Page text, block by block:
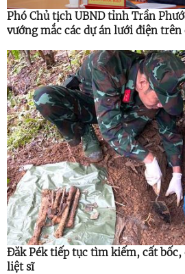
Phó Chủ tịch UBND tỉnh Trần
vướng mắc các dự án lưới điện
Đăk Pék tiếp tục tìm kiếm, cất
liệt sĩ